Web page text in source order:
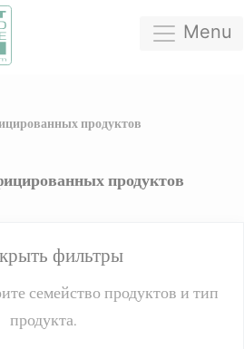
Menu
продуктов
продуктов
фильтры
семейство продуктов и тип
продукта.